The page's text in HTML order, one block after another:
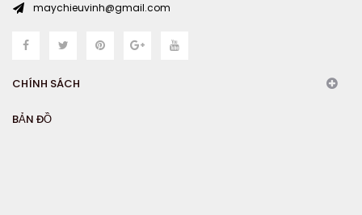
maychieuvinh@gmail.com
CHÍNH SÁCH
BẢN ĐỒ